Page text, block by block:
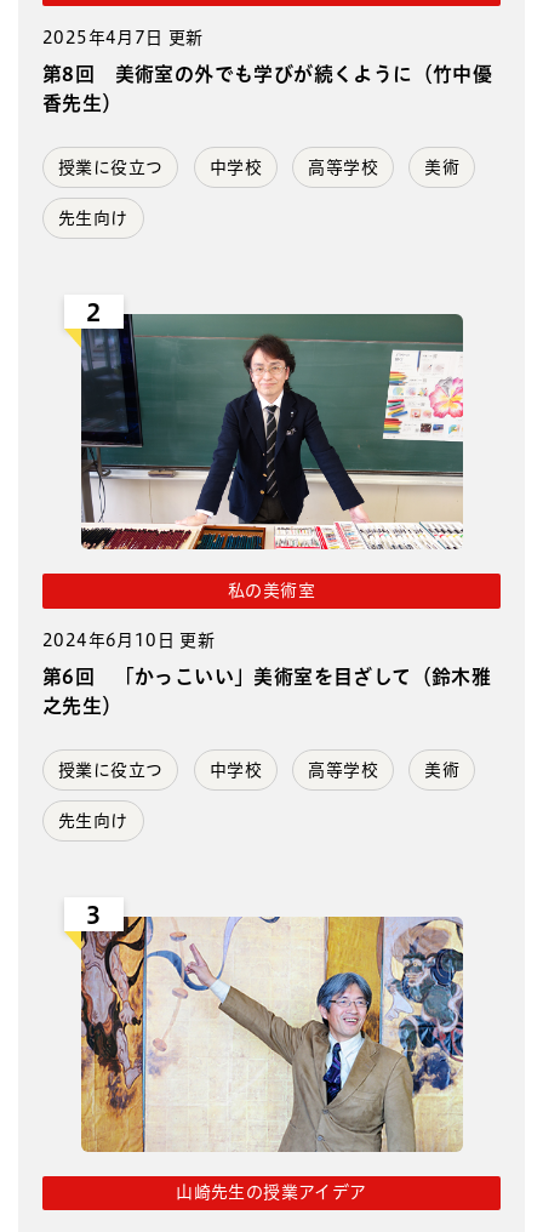
2025年4月7日 更新
第8回 美術室の外でも学びが続くように（竹中優
香先生）
授業に役立つ 中学校 高等学校 美術
先生向け
2
私の美術室
2024年6月10日 更新
第6回 「かっこいい」美術室を目ざして（鈴木雅
之先生）
授業に役立つ 中学校 高等学校 美術
先生向け
3
山崎先生の授業アイデア